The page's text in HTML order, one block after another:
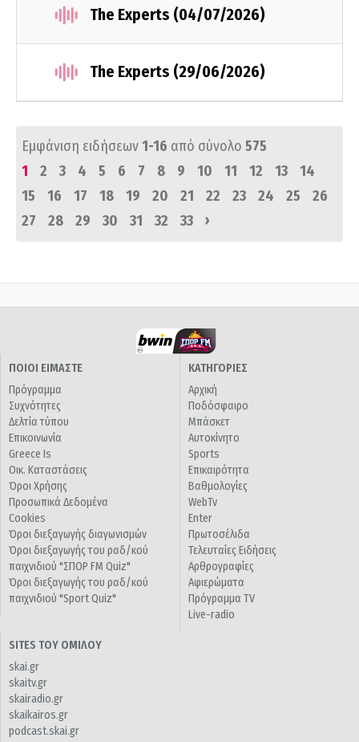
The Experts (04/07/2026)
The Experts (29/06/2026)
Εμφάνιση ειδήσεων1-16 από σύνολο 575
1
2 3 4 5 6 7 8 9 10 11 12 13
14
15
16 17 18 19 20 21 22 23 24 25
26
27
28 29 30 31 32 33 ›
ΠΟΙΟΙ ΕΙΜΑΣΤΕ
Πρόγραμμα
Συχνότητες
Δελτία τύπου
Επικοινωνία
Greece Is
Οικ. Καταστάσεις
Όροι Χρήσης
Προσωπικά Δεδομένα
Cookies
Όροι διεξαγωγής διαγωνισμών
Όροι διεξαγωγής του ραδ/κού
παιχνιδιού "ΣΠΟΡ FM Quiz"
Όροι διεξαγωγής του ραδ/κού
παιχνιδιού "Sport Quiz"
ΚΑΤΗΓΟΡΙΕΣ
Αρχική
Ποδόσφαιρο
Μπάσκετ
Αυτοκίνητο
Sports
Επικαιρότητα
Βαθμολογίες
WebTv
Enter
Πρωτοσέλιδα
Τελευταίες Ειδήσεις
Αρθρογραφίες
Αφιερώματα
Πρόγραμμα TV
Live-radio
SITES ΤΟΥ ΟΜΙΛΟΥ
skai.gr
skaitv.gr
skairadio.gr
skaikairos.gr
podcast.skai.gr